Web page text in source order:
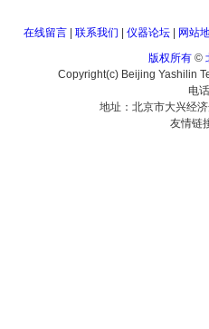
在线留言| 联系我们 仪器论坛|
网站
版权所有©
Copyright(c) Beijing Yashilin
电
地址：北京市大兴经
友情链